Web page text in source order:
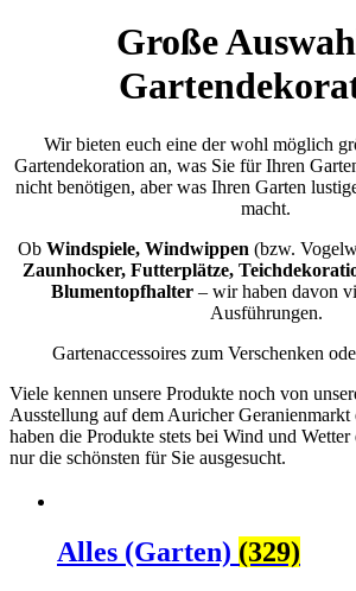
Große
Wir bieten euch eine der wohl möglich
Gartendekoration an, was Sie für Ihren
nicht benötigen, aber was Ihren Garten
macht.
Ob Windspiele, Windwippen (bzw.
Zaunhocker, Futterplätze,
Blumentopfhalter – wir haben davon
Ausführungen.
Gartenaccessoires zum Verschenken
Viele kennen unsere Produkte noch von
Ausstellung auf dem Auricher
haben die Produkte stets bei Wind und
nur die schönsten für Sie ausgesucht.
Alles (Garten) (329)